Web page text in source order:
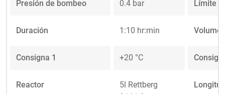
Presión de bombeo 0.4 bar Límite
Duración 1:10 hr:min
Consigna 1 +20 °C
Reactor
5l Rettberg